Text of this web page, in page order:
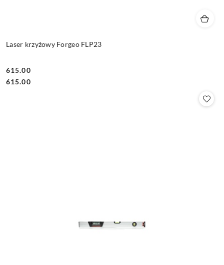
Laser krzyżowy Forgeo FLP23
Cena:
615.00
Cena:
615.00